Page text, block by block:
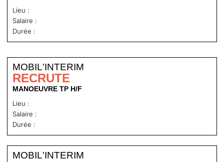
Lieu :
Salaire :
Durée :
MOBIL'INTERIM
RECRUTE
MANOEUVRE TP H/F
Lieu :
Salaire :
Durée :
MOBIL'INTERIM